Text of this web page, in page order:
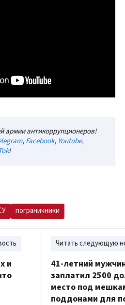
армии антикоррупционеров!
, Facebook, Youtube,
!
пограничники
и
Читать следующую
41-летний
заплатил 2500
место под
поддонами для